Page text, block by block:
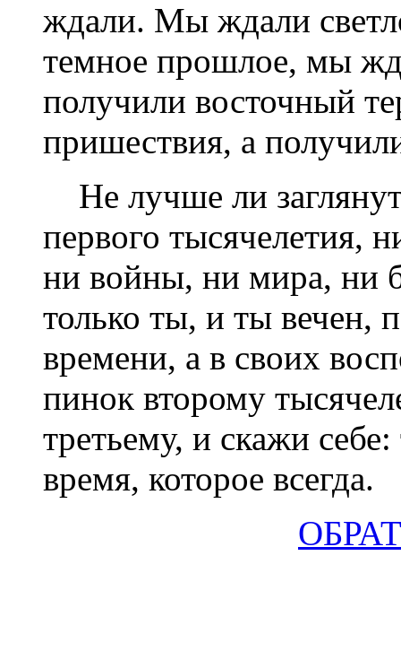
ждали. Мы ждали
темное прошлое, мы
получили восточный
пришествия, а
Не лучше ли
первого тысячелетия,
ни войны, ни мира, ни
только ты, и ты вечен,
времени, а в своих
пинок второму
третьему, и скажи
время, которое всегда.